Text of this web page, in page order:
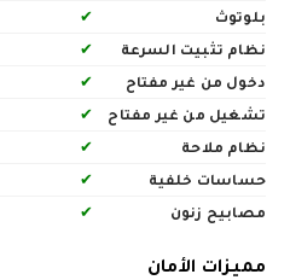
بلوتوث
✔
نظام تثبيت السرعة
✔
دخول من غير مفتاح
✔
تشغيل من غير مفتاح
✔
نظام ملاحة
✔
حساسات خلفية
✔
مصابيح زنون
✔
مميزات الأمان